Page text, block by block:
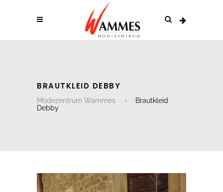
BRAUTKLEID DEBBY
Modezentrum Wammes
Brautkleid
Debby